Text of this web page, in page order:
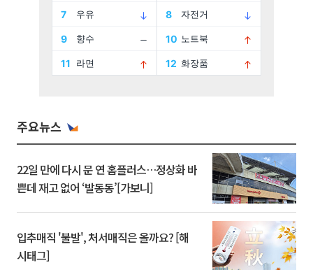
주요뉴스
22일 만에 다시 문 연 홈플러스…정상화 바
쁜데 재고 없어 ‘발동동’[가보니]
입추매직 '불발', 처서매직은 올까요? [해
시태그]